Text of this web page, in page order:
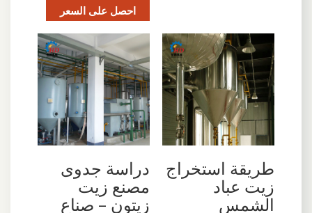
احصل على السعر
طريقة استخراج
زيت عباد
الشمس
دراسة جدوى
مصنع زيت
زيتون – صناع